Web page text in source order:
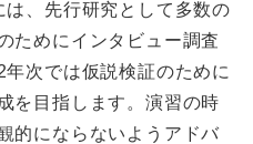
、先行研究として多数の
ためにインタビュー調査
次では仮説検証のために
を目指します。演習の時
的にならないようアドバ